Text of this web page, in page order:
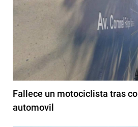
Fallece un motociclista tras
automovil